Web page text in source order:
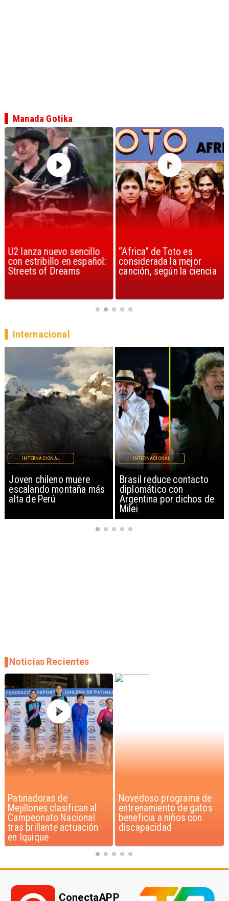
U2 lanza nuevo sencillo
con estribillo en español:
Streets of Dreams
“Africa” de Toto es
considerada la mejor
canción, según la ciencia
Manada Gotika
Brasil reduce contacto
diplomático con
Argentina por dichos de
INTERNACIONAL
China restringe
exportación de drones a
EEUU y sanciona
empresas
INTERNACIONAL
Internacional
Novedoso programa de
entrenamiento de gatos
beneficia a niños con
discapacidad
Alarmante hábito en
jóvenes de 13 a 15 años
según encuesta del
Minsal
Noticias Recientes
ConectaAPP